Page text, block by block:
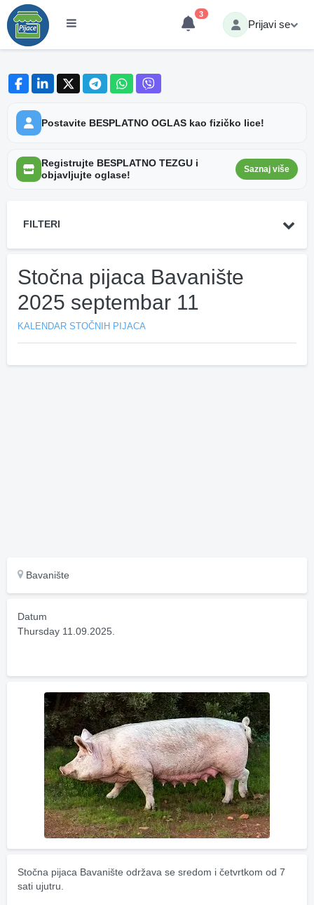
3
Prijavi se
Postavite BESPLATNO OGLAS kao fizičko lice!
Registrujte BESPLATNO TEZGU i
objavljujte oglase!
Saznaj više
FILTERI
Stočna pijaca Bavanište
2025 septembar 11
KALENDAR STOČNIH PIJACA
Bavanište
Datum
Thursday 11.09.2025.
Stočna pijaca Bavanište održava se sredom i četvrtkom od 7
sati ujutru.